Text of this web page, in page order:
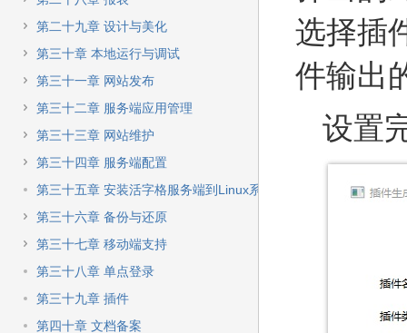
第二十九章 设计与美化
第三十章 本地运行与调试
第三十一章 网站发布
第三十二章 服务端应用管理
第三十三章 网站维护
第三十四章 服务端配置
第三十五章 安装活字格服务端到Linux系统
第三十六章 备份与还原
第三十七章 移动端支持
第三十八章 单点登录
第三十九章 插件
第四十章 文档备案
选择插
件输出
设置